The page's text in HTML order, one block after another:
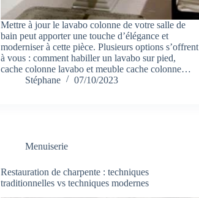
Mettre à jour le lavabo colonne de votre salle de
bain peut apporter une touche d’élégance et
moderniser à cette pièce. Plusieurs options s’offrent
à vous : comment habiller un lavabo sur pied,
cache colonne lavabo et meuble cache colonne…
Stéphane
07/10/2023
Menuiserie
Restauration de charpente : techniques
traditionnelles vs techniques modernes